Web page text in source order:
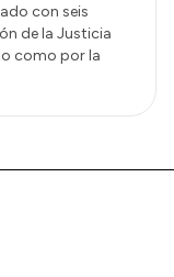
con seis
de la Justicia
como por la